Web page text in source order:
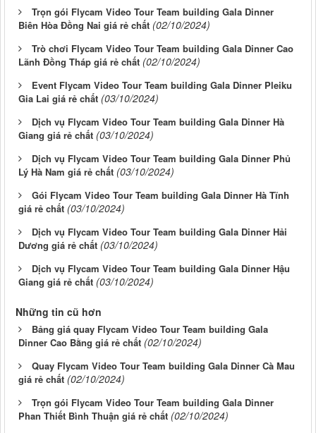
Trọn gói Flycam Video Tour Team building Gala Dinner
Biên Hòa Đồng Nai giá rẻ chất (02/10/2024)
Trò chơi Flycam Video Tour Team building Gala Dinner Cao
Lãnh Đồng Tháp giá rẻ chất (02/10/2024)
Event Flycam Video Tour Team building Gala Dinner Pleiku
Gia Lai giá rẻ chất (03/10/2024)
Dịch vụ Flycam Video Tour Team building Gala Dinner Hà
Giang giá rẻ chất (03/10/2024)
Dịch vụ Flycam Video Tour Team building Gala Dinner Phủ
Lý Hà Nam giá rẻ chất (03/10/2024)
Gói Flycam Video Tour Team building Gala Dinner Hà Tĩnh
giá rẻ chất (03/10/2024)
Dịch vụ Flycam Video Tour Team building Gala Dinner Hải
Dương giá rẻ chất (03/10/2024)
Dịch vụ Flycam Video Tour Team building Gala Dinner Hậu
Giang giá rẻ chất (03/10/2024)
Những tin cũ hơn
Bảng giá quay Flycam Video Tour Team building Gala
Dinner Cao Bằng giá rẻ chất (02/10/2024)
Quay Flycam Video Tour Team building Gala Dinner Cà Mau
giá rẻ chất (02/10/2024)
Trọn gói Flycam Video Tour Team building Gala Dinner
Phan Thiết Bình Thuận giá rẻ chất (02/10/2024)